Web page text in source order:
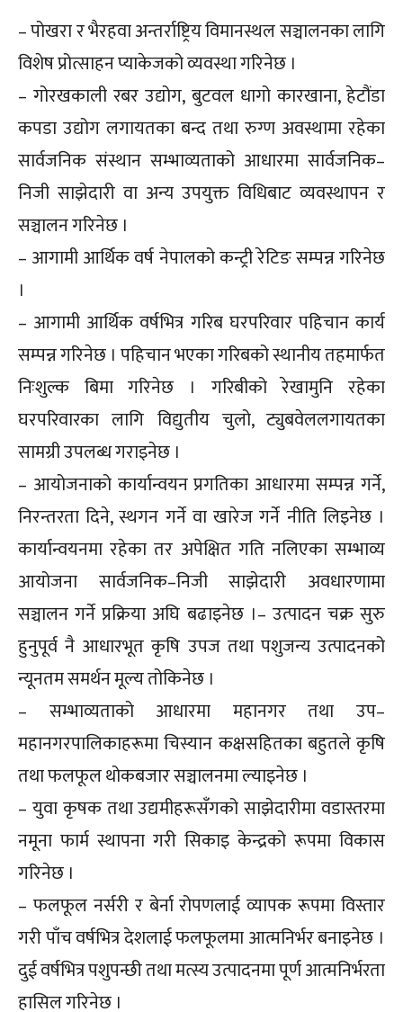
– पोखरा र भैरहवा अन्तर्राष्ट्रिय विमानस्थल सञ्चालनका लागि
विशेष प्रोत्साहन प्याकेजको व्यवस्था गरिनेछ ।
– गोरखकाली रबर उद्योग, बुटवल धागो कारखाना, हेटौंडा
कपडा उद्योग लगायतका बन्द तथा रुग्ण अवस्थामा रहेका
सार्वजनिक संस्थान सम्भाव्यताको आधारमा सार्वजनिक–
निजी साझेदारी वा अन्य उपयुक्त विधिबाट व्यवस्थापन र
सञ्चालन गरिनेछ ।
– आगामी आर्थिक वर्ष नेपालको कन्ट्री रेटिङ सम्पन्न गरिनेछ
।
– आगामी आर्थिक वर्षभित्र गरिब घरपरिवार पहिचान कार्य
सम्पन्न गरिनेछ । पहिचान भएका गरिबको स्थानीय तहमार्फत
निःशुल्क बिमा गरिनेछ । गरिबीको रेखामुनि रहेका
घरपरिवारका लागि विद्युतीय चुलो, ट्युबवेललगायतका
सामग्री उपलब्ध गराइनेछ ।
– आयोजनाको कार्यान्वयन प्रगतिका आधारमा सम्पन्न गर्ने,
निरन्तरता दिने, स्थगन गर्ने वा खारेज गर्ने नीति लिइनेछ ।
कार्यान्वयनमा रहेका तर अपेक्षित गति नलिएका सम्भाव्य
आयोजना सार्वजनिक–निजी साझेदारी अवधारणामा
सञ्चालन गर्ने प्रक्रिया अघि बढाइनेछ ।– उत्पादन चक्र सुरु
हुनुपूर्व नै आधारभूत कृषि उपज तथा पशुजन्य उत्पादनको
न्यूनतम समर्थन मूल्य तोकिनेछ ।
– सम्भाव्यताको आधारमा महानगर तथा उप–
महानगरपालिकाहरूमा चिस्यान कक्षसहितका बहुतले कृषि
तथा फलफूल थोकबजार सञ्चालनमा ल्याइनेछ ।
– युवा कृषक तथा उद्यमीहरूसँगको साझेदारीमा वडास्तरमा
नमूना फार्म स्थापना गरी सिकाइ केन्द्रको रूपमा विकास
गरिनेछ ।
– फलफूल नर्सरी र बेर्ना रोपणलाई व्यापक रूपमा विस्तार
गरी पाँच वर्षभित्र देशलाई फलफूलमा आत्मनिर्भर बनाइनेछ ।
दुई वर्षभित्र पशुपन्छी तथा मत्स्य उत्पादनमा पूर्ण आत्मनिर्भरता
हासिल गरिनेछ ।